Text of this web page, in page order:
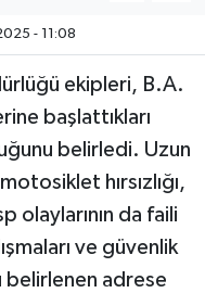
- 11:08
ekipleri, B.A.
başlattıkları
belirledi. Uzun
hırsızlığı,
olaylarının da faili
ve güvenlik
belirlenen adrese